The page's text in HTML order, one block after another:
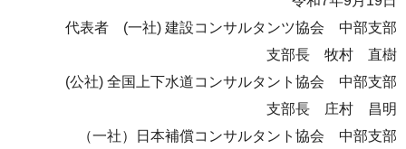
代表者 (一社) 建設コンサルタンツ協会 中部支部
支部長 牧村 直樹
(公社) 全国上下水道コンサルタント協会 中部支部
支部長 庄村 昌明
（一社）日本補償コンサルタント協会 中部支部